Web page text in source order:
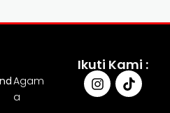
Agam
a
Ikuti Kami :